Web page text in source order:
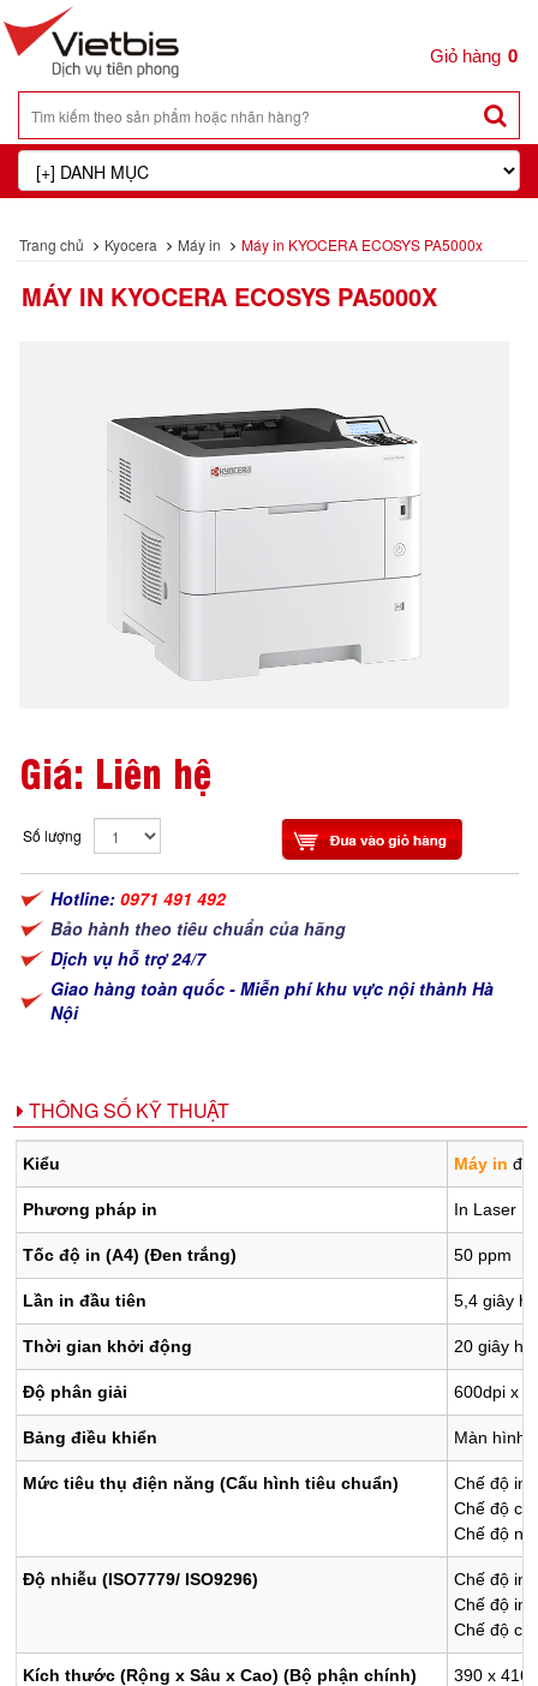
0
Trang chủ Kyocera Máy in Máy in KYOCERA ECOSYS PA5000x
MÁY IN KYOCERA ECOSYS PA5000X
Giá: Liên hệ
Số lượng
Hotline: 0971 491 492
Bảo hành theo tiêu chuẩn của hãng
Dịch vụ hỗ trợ 24/7
Giao hàng toàn quốc - Miễn phí khu vực nội thành Hà
Nội
THÔNG SỐ KỸ THUẬT
Kiểu Máy in để
Phương pháp in In Laser
Tốc độ in (A4) (Đen trắng) 50 ppm
Lần in đầu tiên 5,4 giây
Thời gian khởi động 20 giây
Độ phân giải 600dpi x
Bảng điều khiển Màn hình
Mức tiêu thụ điện năng (Cấu hình tiêu chuẩn) Chế độ in
Chế độ
Chế độ
Độ nhiễu (ISO7779/ ISO9296) Chế độ in
Chế độ im
Chế độ
Kích thước (Rộng x Sâu x Cao) (Bộ phận chính) 390 x 416